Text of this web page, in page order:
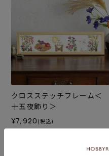
クロスステッチフレーム＜
十五夜飾り＞
¥7,920 (税込)